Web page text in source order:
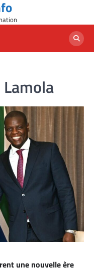
une nouvelle ère